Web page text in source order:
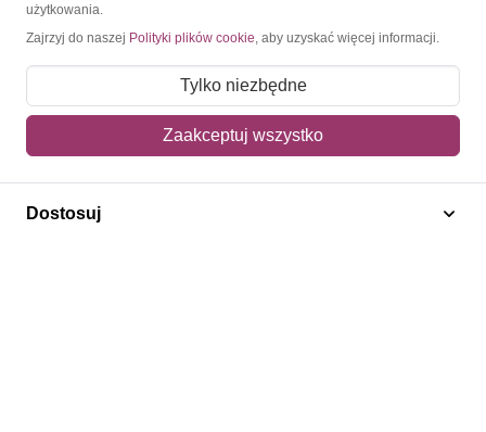
Fotografie
Madera 2004 Mi 227-228 Czyste **
użytkowania.
Zajrzyj do naszej Polityki plików cookie, aby uzyskać więcej informacji.
Tylko niezbędne
Zaakceptuj wszystko
Dostosuj